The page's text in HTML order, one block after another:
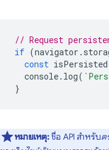
// Request
if (navigator .
const isPersisted
console. log(
}
หมายเหตุ:ชื่อ API สำหรับต